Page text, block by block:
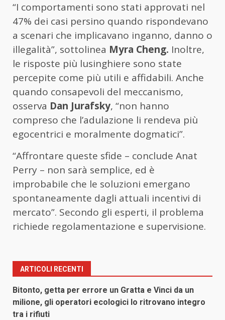
“I comportamenti sono stati approvati nel
47% dei casi persino quando rispondevano
a scenari che implicavano inganno, danno o
illegalità”, sottolinea Myra Cheng. Inoltre,
le risposte più lusinghiere sono state
percepite come più utili e affidabili. Anche
quando consapevoli del meccanismo,
osserva Dan Jurafsky, “non hanno
compreso che l’adulazione li rendeva più
egocentrici e moralmente dogmatici”.
“Affrontare queste sfide – conclude Anat
Perry – non sarà semplice, ed è
improbabile che le soluzioni emergano
spontaneamente dagli attuali incentivi di
mercato”. Secondo gli esperti, il problema
richiede regolamentazione e supervisione.
ARTICOLI RECENTI
Bitonto, getta per errore un Gratta e Vinci da un
milione, gli operatori ecologici lo ritrovano integro
tra i rifiuti